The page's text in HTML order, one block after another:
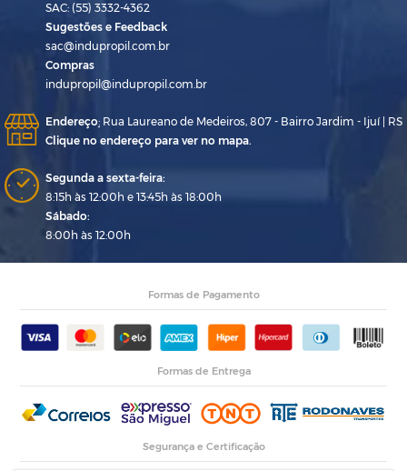
SAC: (55) 3332-4362
Sugestões e Feedback
sac@indupropil.com.br
Compras
indupropil@indupropil.com.br
Endereço: Rua Laureano de Medeiros, 807 - Bairro Jardim - Ijuí | RS
Clique no endereço para ver no mapa.
Segunda a sexta-feira:
8:15h às 12:00h e 13:45h às 18:00h
Sábado:
8:00h às 12:00h
Formas de Pagamento
Formas de Entrega
Segurança e Certificação